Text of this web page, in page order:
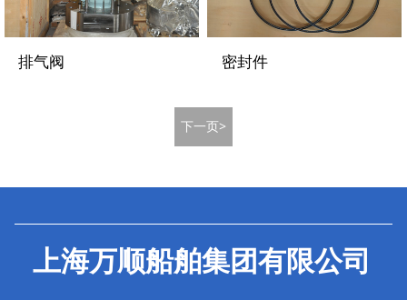
排气阀 密封件
下一页>
上海万顺船舶集团有限公司